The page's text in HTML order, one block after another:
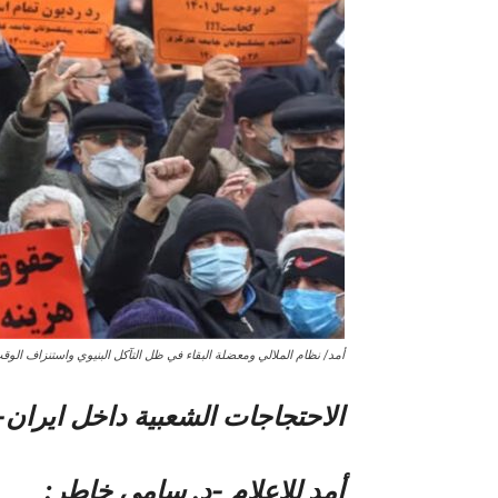
أمد/ نظام الملالي ومعضلة البقاء في ظل التآكل البنيوي واستنزاف
الاحتجاجات الشعبیة داخل
أمد للإعلام -د. سامي خاطر: